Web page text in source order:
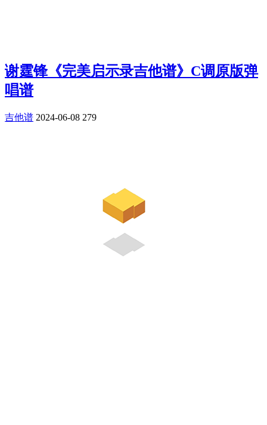
谢霆锋《完美启示录吉他谱》C调原版弹
唱谱
吉他谱 2024-06-08 279